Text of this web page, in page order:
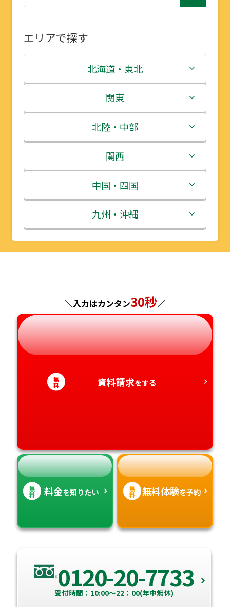
エリアで探す
北海道・東北
北海道
青森県
岩手県
宮城県
秋田県
山形県
関東
茨城県
栃木県
群馬県
埼玉県
千葉県
神奈川県
北陸・中部
新潟県
富山県
石川県
福井県
長野県
岐阜県
静岡県
愛知県
関西
三重県
滋賀県
京都府
兵庫県
奈良県
和歌山県
中国・四国
鳥取県
島根県
広島県
山口県
徳島県
香川県
九州・沖縄
福岡県
長崎県
熊本県
大分県
宮崎県
＼入力はカンタン30秒／
無
料 資料請求をする
無
料 料金を知りたい 無
料 無料体験を予約
0120-20-7733
受付時間：10:00～22：00(年中無休)